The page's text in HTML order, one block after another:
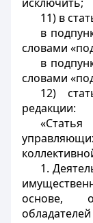
11) в
в
словами
в
словами
12)
редакции:
1.
основе,